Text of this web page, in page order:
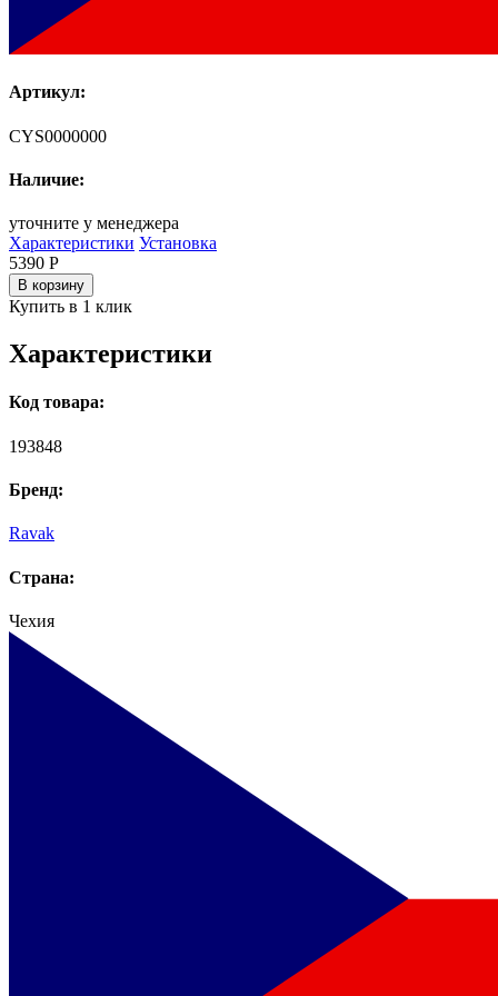
Артикул:
CYS0000000
Наличие:
уточните у менеджера
Характеристики Установка
5390 Р
В корзину
Купить в 1 клик
Характеристики
Код товара:
193848
Бренд:
Ravak
Страна:
Чехия